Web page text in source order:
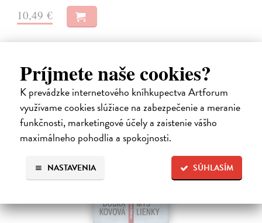
Príjmete naše cookies?
K prevádzke internetového kníhkupectva Artforum
využívame cookies slúžiace na zabezpečenie a meranie
funkčnosti, marketingové účely a zaistenie vášho
maximálneho pohodlia a spokojnosti.
SÚHLASÍM
NASTAVENIA
10,49 €